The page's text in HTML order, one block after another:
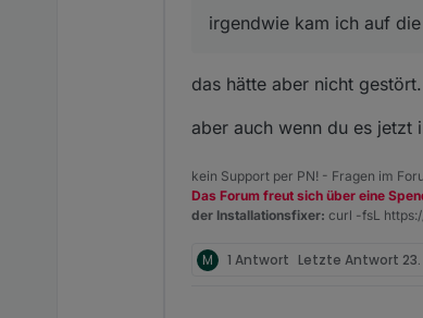
Alles ok ,
irgendwie kam ich auf
das hätte aber nicht gestört.
aber auch wenn du es jetzt
kein Support per PN! - Fragen im
Das Forum freut sich über eine
der Installationsfixer: curl -fsL
M 1 Antwort Letzte Antwort